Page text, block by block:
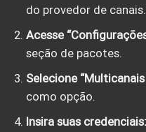
do provedor de canais.
Acesse
seção de pacotes.
Selecione
como opção.
Insira suas credenciais: